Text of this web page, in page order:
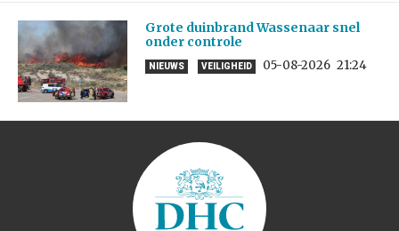
Grote duinbrand Wassenaar snel
onder controle
NIEUWS VEILIGHEID 05-08-2026 21:24